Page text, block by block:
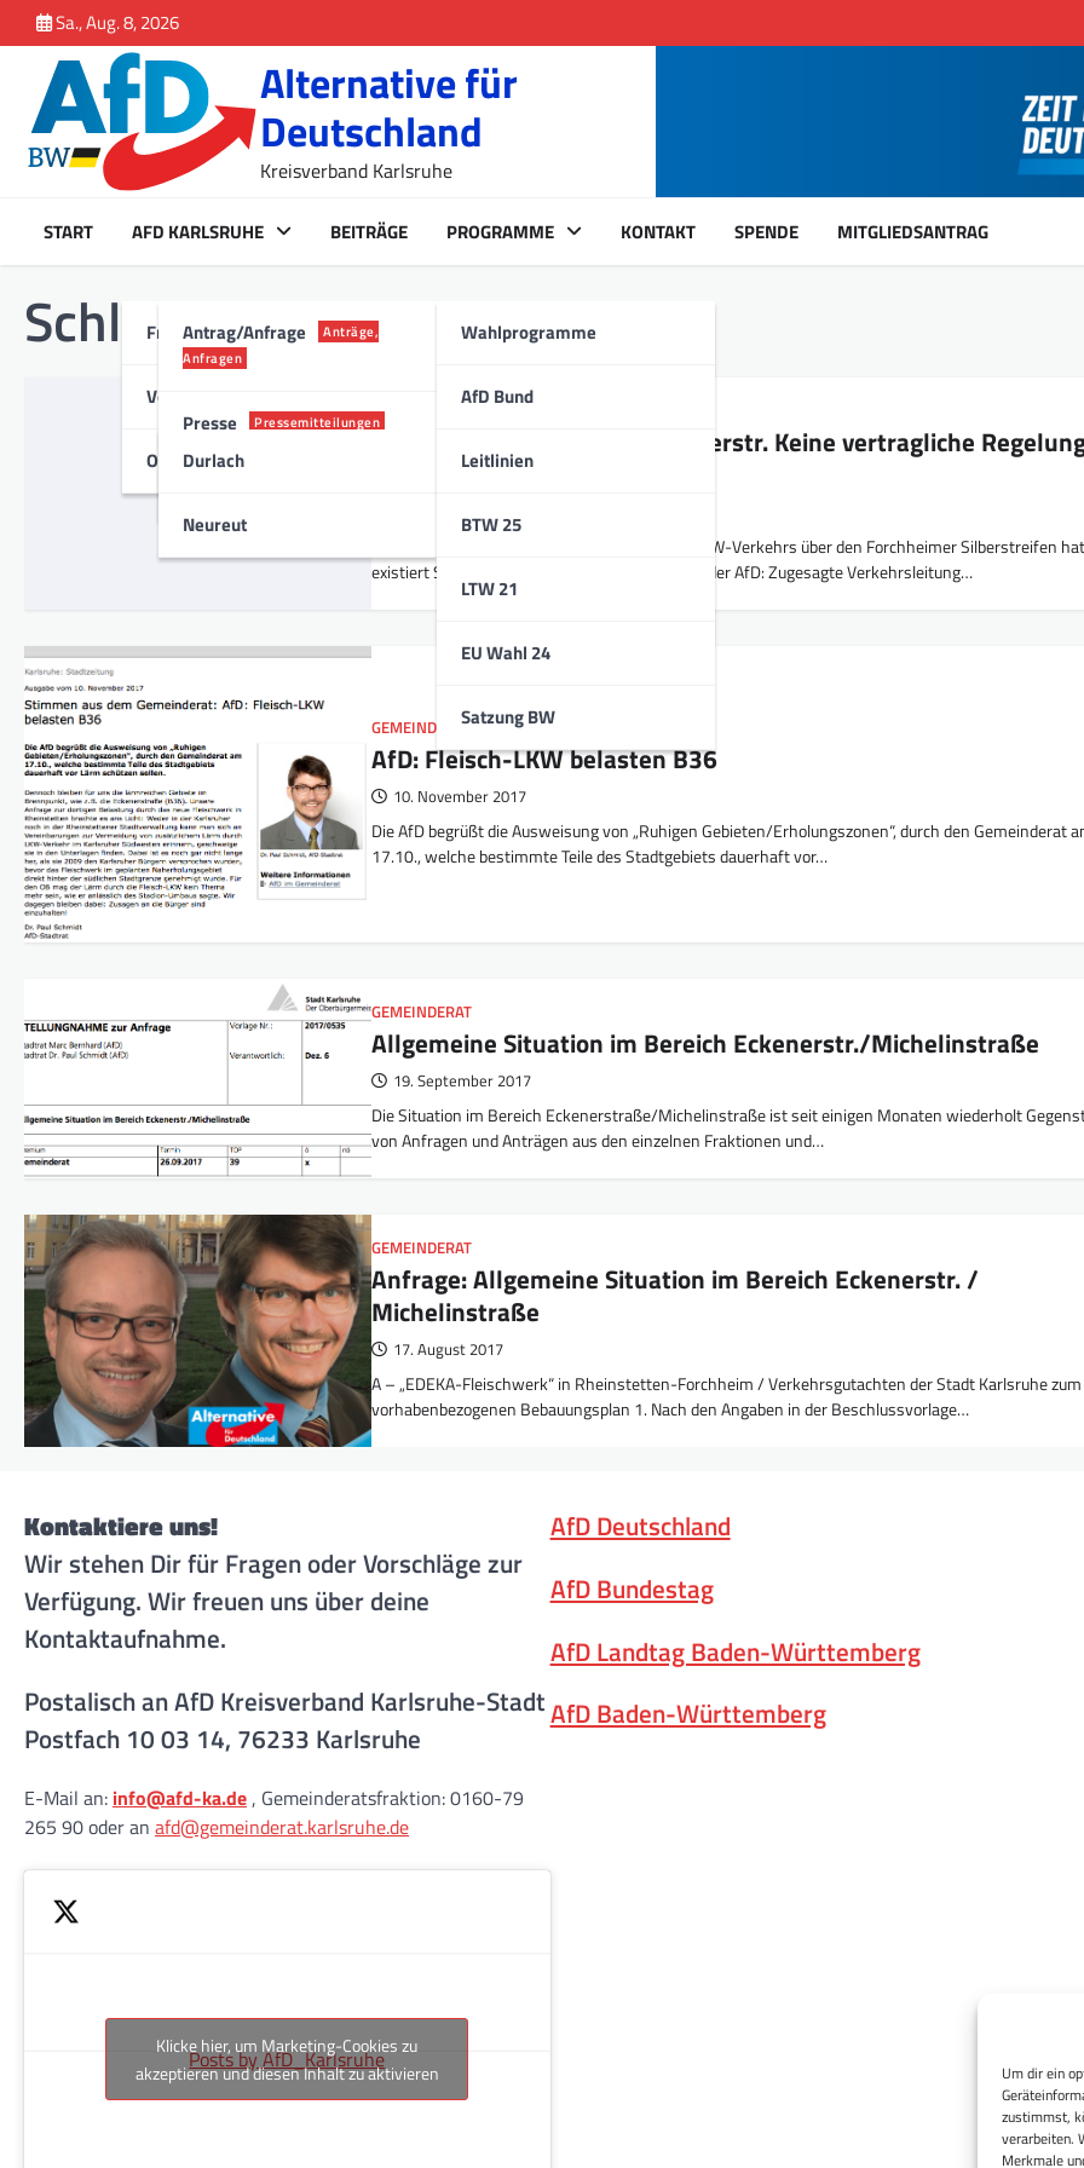
Um dir ein
zustimmst,
verarbeiten.
Merkmale
springen
to
content
Sa., Aug. 8, 2026
Alternative für
Deutschland
Kreisverband Karlsruhe
START AFD KARLSRUHE
Fraktion Karlsruhe
Antrag/Anfrage
Anträge,
Anfragen
Presse Pressemitteilungen
Vorstand
Ortsverband
Durlach
Neureut
BEITRÄGE PROGRAMME
Wahlprogramme
AfD Bund
Leitlinien
BTW 25
LTW 21
EU Wahl 24
Satzung BW
KONTAKT SPENDE MITGLIEDSANTRAG
Schlagwort:Eckenerstr.
GEMEINDERAT
Situation der Anwohner Eckenerstr. Keine vertragliche
zum LKW-Verkehr mit Edeka!
17. September 2018
Vertragliche Zusicherung zur Abwicklung des LKW-Verkehrs über den Forchheimer Silberstreifen
existiert Stadtverwaltung bestätigt Vermutung der AfD: Zugesagte Verkehrsleitung…
GEMEINDERAT,PRESSE
AfD: Fleisch-LKW belasten B36
10. November 2017
Die AfD begrüßt die Ausweisung von „Ruhigen Gebieten/Erholungszonen“, durch den Gemeinderat
17.10., welche bestimmte Teile des Stadtgebiets dauerhaft vor…
GEMEINDERAT
Allgemeine Situation im Bereich Eckenerstr./Michelinstraße
19. September 2017
Die Situation im Bereich Eckenerstraße/Michelinstraße ist seit einigen Monaten wiederholt
von Anfragen und Anträgen aus den einzelnen Fraktionen und…
GEMEINDERAT
Anfrage: Allgemeine Situation im Bereich Eckenerstr. /
Michelinstraße
17. August 2017
A – „EDEKA-Fleischwerk“ in Rheinstetten-Forchheim / Verkehrsgutachten der Stadt Karlsruhe zum
vorhabenbezogenen Bebauungsplan 1. Nach den Angaben in der Beschlussvorlage…
Kontaktiere uns!
Wir stehen Dir für Fragen oder Vorschläge zur
Verfügung. Wir freuen uns über deine
Kontaktaufnahme.
Postalisch an AfD Kreisverband Karlsruhe-Stadt
Postfach 10 03 14, 76233 Karlsruhe
E-Mail an: info@afd-ka.de , Gemeinderatsfraktion: 0160-79
265 90 oder an afd@gemeinderat.karlsruhe.de
Posts by AfD_Karlsruhe
Klicke hier, um Marketing-Cookies zu
akzeptieren und diesen Inhalt zu aktivieren
AfD Deutschland
AfD Bundestag
AfD Landtag Baden-Württemberg
AfD Baden-Württemberg